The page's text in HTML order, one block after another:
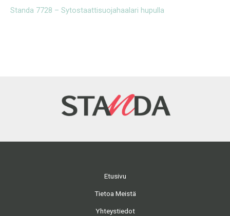
Standa 7728 – Sytostaattisuojahaalari hupulla
Etusivu
Tietoa Meistä
Yhteystiedot